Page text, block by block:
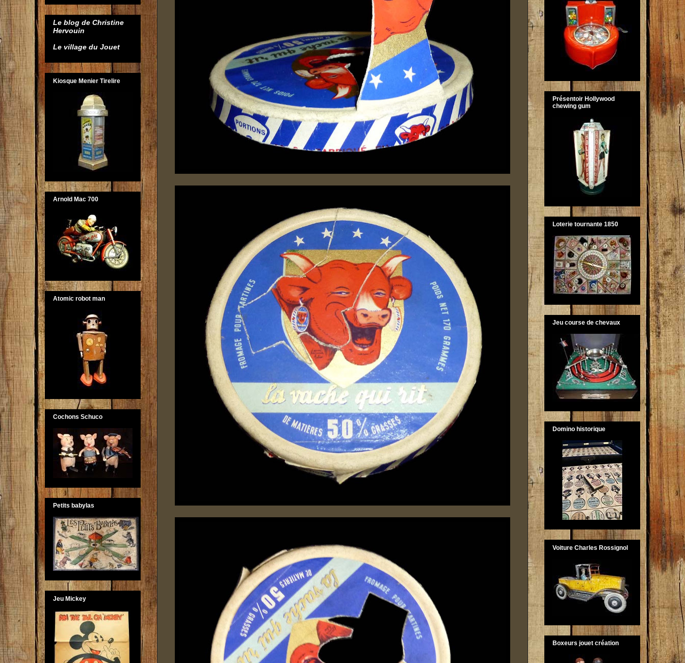
Le blog de Christine
Hervouin
Le village du Jouet
Kiosque Menier Tirelire
Arnold Mac 700
Atomic robot man
Cochons Schuco
Petits babylas
Jeu Mickey
Présentoir Hollywood
chewing gum
Loterie tournante 1850
Jeu course de chevaux
Domino historique
Voiture Charles Rossignol
Boxeurs jouet création